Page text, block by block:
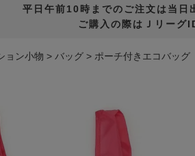
平日午前10時までのご注文は当日
ご購入の際はＪリーグ
ョン小物 バッグ ポーチ付きエコバッグ